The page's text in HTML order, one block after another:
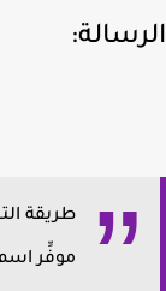
طريقة
موفِّر اسم